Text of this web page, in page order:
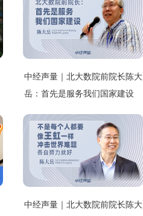
中经声量｜北大数院前院长陈大
岳：首先是服务我们国家建设
中经声量｜北大数院前院长陈大